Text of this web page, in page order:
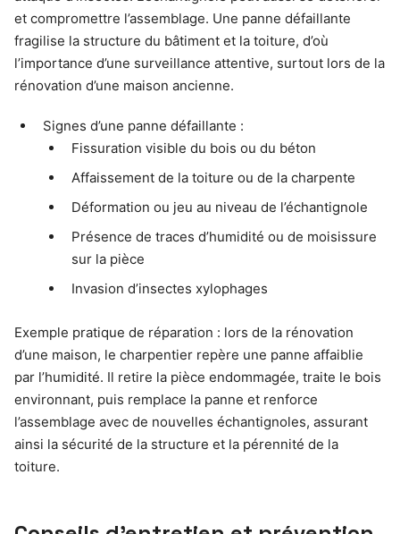
et compromettre l’assemblage. Une panne défaillante
fragilise la structure du bâtiment et la toiture, d’où
l’importance d’une surveillance attentive, surtout lors de la
rénovation d’une maison ancienne.
Signes d’une panne défaillante :
Fissuration visible du bois ou du béton
Affaissement de la toiture ou de la charpente
Déformation ou jeu au niveau de l’échantignole
Présence de traces d’humidité ou de moisissure
sur la pièce
Invasion d’insectes xylophages
Exemple pratique de réparation : lors de la rénovation
d’une maison, le charpentier repère une panne affaiblie
par l’humidité. Il retire la pièce endommagée, traite le bois
environnant, puis remplace la panne et renforce
l’assemblage avec de nouvelles échantignoles, assurant
ainsi la sécurité de la structure et la pérennité de la
toiture.